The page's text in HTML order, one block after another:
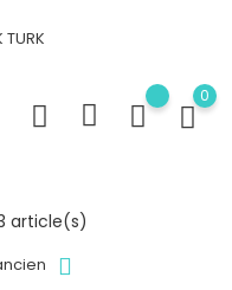
0
article(s)